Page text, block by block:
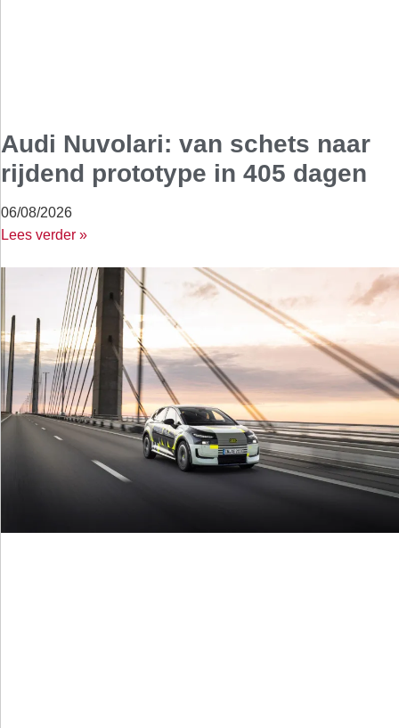
Audi Nuvolari: van schets naar
rijdend prototype in 405 dagen
06/08/2026
Lees verder »